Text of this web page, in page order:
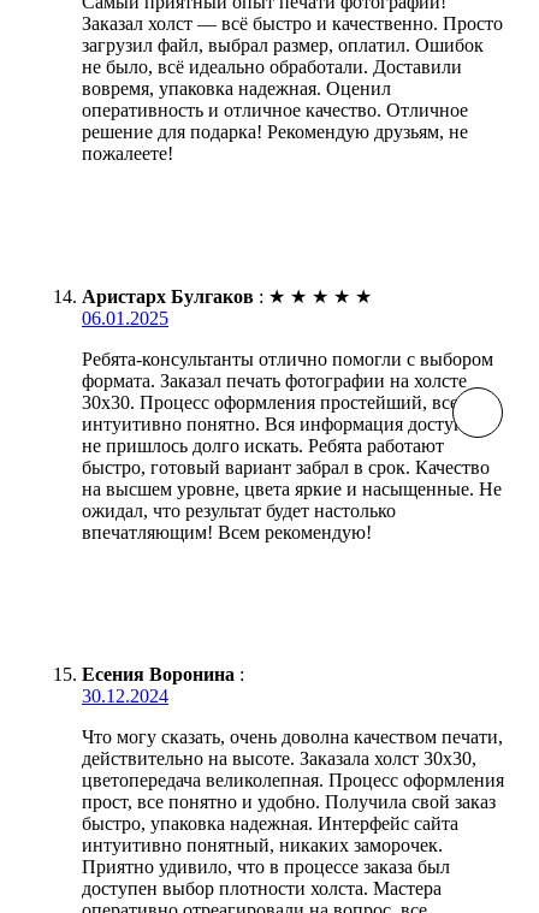
Заказал холст — всё быстро и качественно. Просто
загрузил файл, выбрал размер, оплатил. Ошибок
не было, всё идеально обработали. Доставили
вовремя, упаковка надежная. Оценил
оперативность и отличное качество. Отличное
решение для подарка! Рекомендую друзьям, не
пожалеете!
Аристарх Булгаков : ★ ★ ★ ★ ★
06.01.2025
Ребята-консультанты отлично помогли с выбором
формата. Заказал печать фотографии на холсте
30х30. Процесс оформления простейший, все
интуитивно понятно. Вся информация доступна,
не пришлось долго искать. Ребята работают
быстро, готовый вариант забрал в срок. Качество
на высшем уровне, цвета яркие и насыщенные. Не
ожидал, что результат будет настолько
впечатляющим! Всем рекомендую!
Есения Воронина :
30.12.2024
Что могу сказать, очень доволна качеством печати,
действительно на высоте. Заказала холст 30х30,
цветопередача великолепная. Процесс оформления
прост, все понятно и удобно. Получила свой заказ
быстро, упаковка надежная. Интерфейс сайта
интуитивно понятный, никаких заморочек.
Приятно удивило, что в процессе заказа был
доступен выбор плотности холста. Мастера